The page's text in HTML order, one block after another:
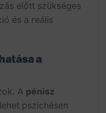
előtt szükséges
és a reális
a
A pénisz
pszichésen